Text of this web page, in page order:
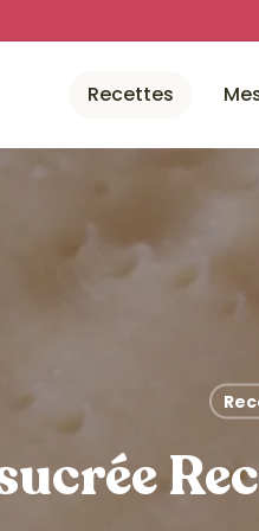
Recettes